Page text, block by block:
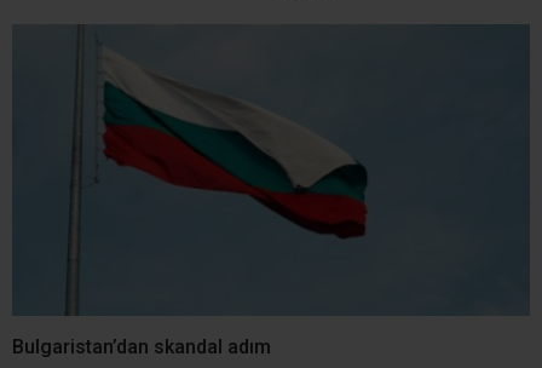
Bulgaristan’dan skandal adım